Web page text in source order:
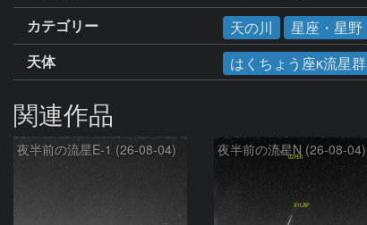
カテゴリー
天の川 星座・星野
天体
はくちょう座κ流星群
関連作品
夜半前の流星E-1 (26-08-04) 夜半前の流星N (26-08-04)